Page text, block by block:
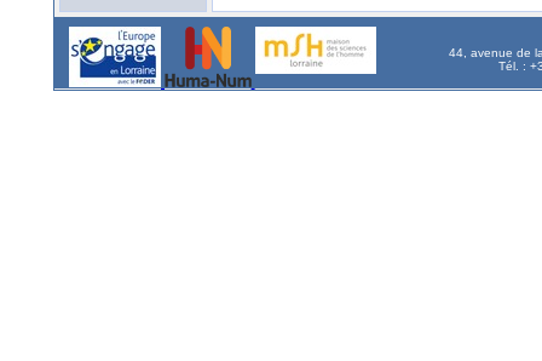
44, avenue de
Tél. :